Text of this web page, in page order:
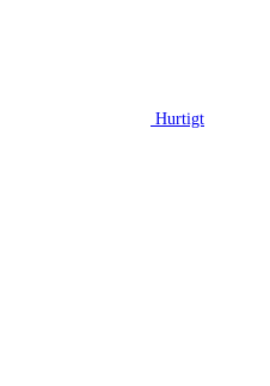
Hurtigt